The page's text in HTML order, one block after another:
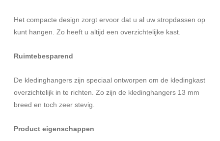
Het compacte design zorgt ervoor dat u al uw stropdassen op
kunt hangen. Zo heeft u altijd een overzichtelijke kast.
Ruimtebesparend
De kledinghangers zijn speciaal ontworpen om de kledingkast
overzichtelijk in te richten. Zo zijn de kledinghangers 13 mm
breed en toch zeer stevig.
Product eigenschappen